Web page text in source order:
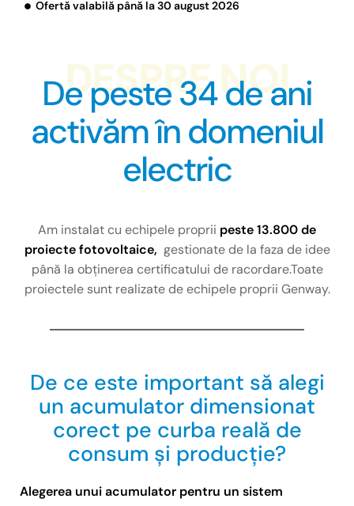
Ofertă valabilă până la 30 august 2026
DESPRE NOI
De peste 34 de ani
activăm în domeniul
electric
Am instalat cu echipele proprii peste 13.800 de
proiecte fotovoltaice, gestionate de la faza de idee
până la obținerea certificatului de racordare.Toate
proiectele sunt realizate de echipele proprii Genway.
De ce este important să alegi
un acumulator dimensionat
corect pe curba reală de
consum și producție?
Alegerea unui acumulator pentru un sistem